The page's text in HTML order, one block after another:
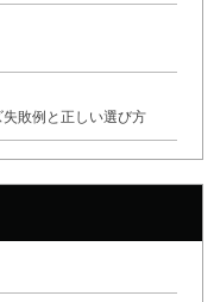
敗例と正しい選び方